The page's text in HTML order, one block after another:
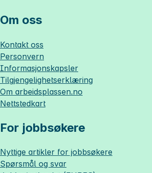
Om oss
Kontakt oss
Personvern
Informasjonskapsler
Tilgjengelighetserklæring
Om arbeidsplassen.no
Nettstedkart
For jobbsøkere
Nyttige artikler for jobbsøkere
Spørsmål og svar